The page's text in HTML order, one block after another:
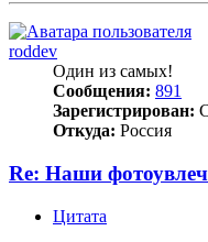
roddev
Один из самых!
Сообщения: 891
Зарегистрирован:
Откуда: Россия
Re: Наши
Цитата